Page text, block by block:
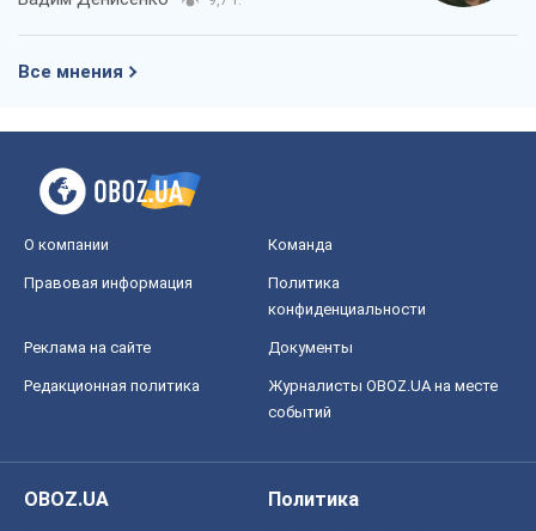
Все мнения
О компании Команда
Правовая информация
Политика
конфиденциальности
Реклама на сайте Документы
Редакционная политика
Журналисты OBOZ.UA на месте
событий
OBOZ.UA
Политика